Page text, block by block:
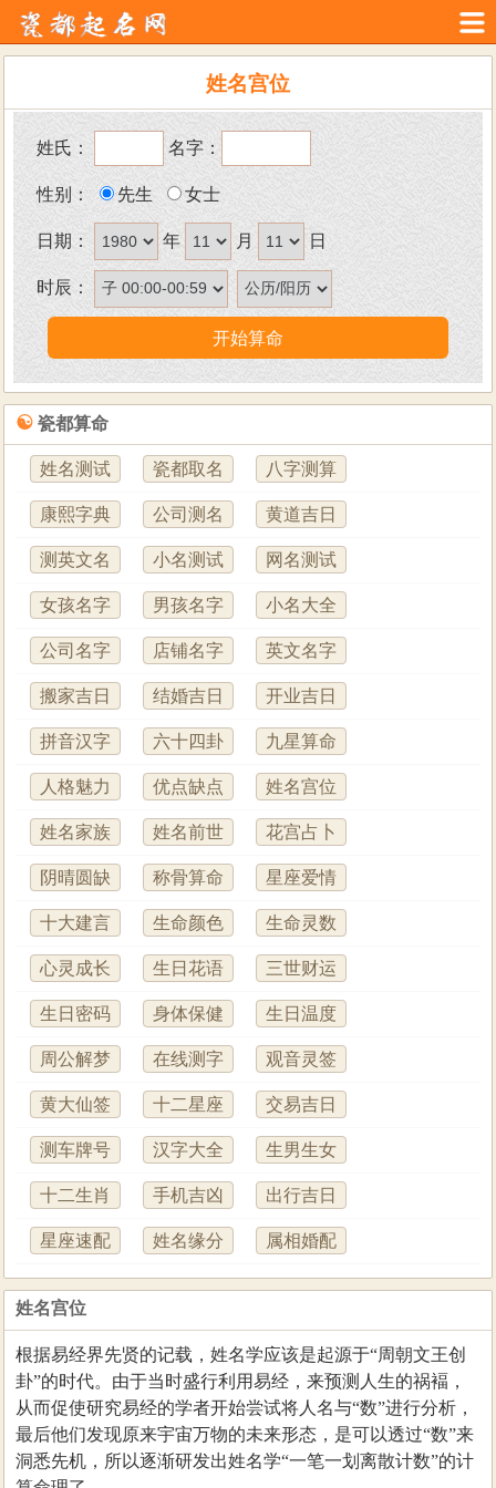
姓名宫位
姓氏： 名字：
性别： 先生 女士
日期： 年 月 日
时辰：
☯ 瓷都算命
姓名测试 瓷都取名 八字测算
康熙字典 公司测名 黄道吉日
测英文名 小名测试 网名测试
女孩名字 男孩名字 小名大全
公司名字 店铺名字 英文名字
搬家吉日 结婚吉日 开业吉日
拼音汉字 六十四卦 九星算命
人格魅力 优点缺点 姓名宫位
姓名家族 姓名前世 花宫占卜
阴晴圆缺 称骨算命 星座爱情
十大建言 生命颜色 生命灵数
心灵成长 生日花语 三世财运
生日密码 身体保健 生日温度
周公解梦 在线测字 观音灵签
黄大仙签 十二星座 交易吉日
测车牌号 汉字大全 生男生女
十二生肖 手机吉凶 出行吉日
星座速配 姓名缘分 属相婚配
姓名宫位
根据易经界先贤的记载，姓名学应该是起源于“周朝文王创
卦”的时代。由于当时盛行利用易经，来预测人生的祸褔，
从而促使研究易经的学者开始尝试将人名与“数”进行分析，
最后他们发现原来宇宙万物的未来形态，是可以透过“数”来
洞悉先机，所以逐渐研发出姓名学“一笔一划离散计数”的计